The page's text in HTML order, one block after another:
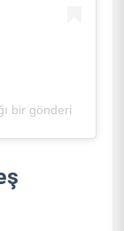
bir gönderi